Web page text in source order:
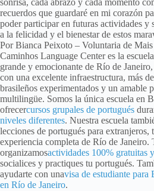
sonrisa, cada abrazo y cada momento
recuerdos que guardaré en mi corazón
poder participar en futuras actividades y
a la felicidad y el bienestar de estos
Por Bianca Peixoto – Voluntaria de
Caminhos Language Center es la
grande y emocionante de Río de
con una excelente infraestructura, más
brasileños experimentados y un amable
multilingüe. Somos la única escuela en
ofrecercursos grupales de portugués
niveles diferentes. Nuestra escuela
lecciones de portugués para extranjeros,
experiencia completa de Río de Janeiro.
organizamosactividades 100% gratuitas
socialices y practiques tu portugués.
ayudarte con unavisa de estudiante para
en Río de Janeiro.